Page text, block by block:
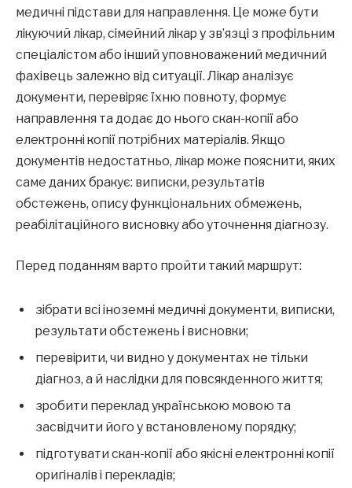
медичні підстави для направлення. Це може бути
лікуючий лікар, сімейний лікар у зв’язці з профільним
спеціалістом або інший уповноважений медичний
фахівець залежно від ситуації. Лікар аналізує
документи, перевіряє їхню повноту, формує
направлення та додає до нього скан-копії або
електронні копії потрібних матеріалів. Якщо
документів недостатньо, лікар може пояснити, яких
саме даних бракує: виписки, результатів
обстежень, опису функціональних обмежень,
реабілітаційного висновку або уточнення діагнозу.
Перед поданням варто пройти такий маршрут:
зібрати всі іноземні медичні документи, виписки,
результати обстежень і висновки;
перевірити, чи видно у документах не тільки
діагноз, а й наслідки для повсякденного життя;
зробити переклад українською мовою та
засвідчити його у встановленому порядку;
підготувати скан-копії або якісні електронні копії
оригіналів і перекладів;